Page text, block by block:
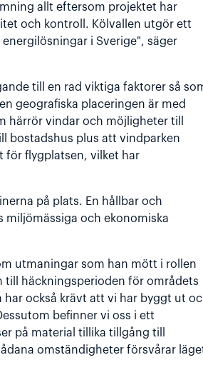
allt eftersom projektet har
och kontroll. Kölvallen utgör ett
i Sverige", säger
till en rad viktiga faktorer så
geografiska placeringen är med
härrör vindar och möjligheter till
bostadshus plus att vindparken
för flygplatsen, vilket har
på plats. En hållbar och
och ekonomiska
utmaningar som han mött i rollen
till häckningsperioden för områdets
har också krävt att vi har byggt ut
befinner vi oss i ett
på material tillika tillgång till
omständigheter försvårar